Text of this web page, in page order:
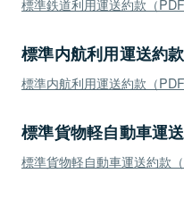
標準鉄道利用運送約款（
標準内航利用運送約款
標準内航利用運送約款（
標準貨物軽自動車運
標準貨物軽自動車運送約款